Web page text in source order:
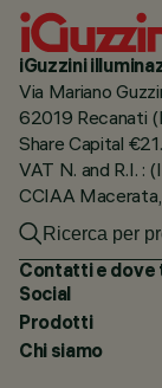
iGuzzini
Via Mariano
62019 Recanati
Share Capital
VAT N. and R.I.
CCIAA
Contatti e dove
Social
Prodotti
Chi siamo